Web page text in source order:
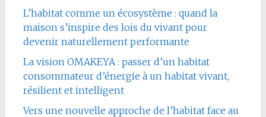
L’habitat comme un écosystème : quand la
maison s’inspire des lois du vivant pour
devenir naturellement performante
La vision OMAKEYA : passer d’un habitat
consommateur d’énergie à un habitat vivant,
résilient et intelligent
Vers une nouvelle approche de l’habitat face au